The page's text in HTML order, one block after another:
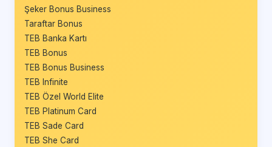
Şeker Bonus Business
Taraftar Bonus
TEB Banka Kartı
TEB Bonus
TEB Bonus Business
TEB Infinite
TEB Özel World Elite
TEB Platinum Card
TEB Sade Card
TEB She Card